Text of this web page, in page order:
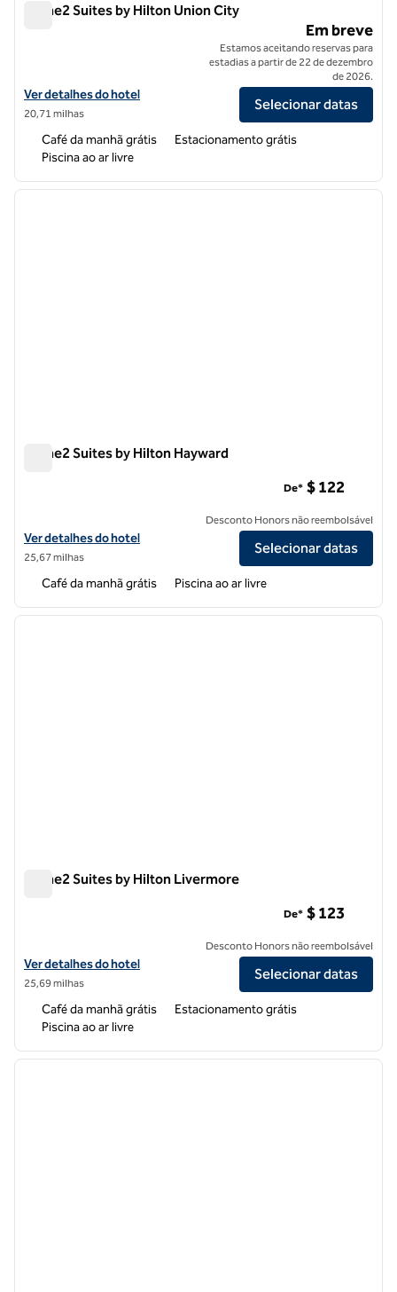
Home2 Suites by Hilton Union City
Exibir detalhes do hotel para Home2 Suites by Hilton Union City
Ver detalhes do hotel
20,71 milhas
Em breve
Estamos aceitando reservas para
estadias a partir de 22 de dezembro
de 2026.
Selecionar datas
Café da manhã grátis
Estacionamento grátis
Piscina ao ar livre
1 de 6
Home2 Suites by Hilton Hayward
Exibir detalhes do hotel para Home2 Suites by Hilton Hayward
Ver detalhes do hotel
25,67 milhas
De* $ 122
Desconto Honors não reembolsável
Selecionar datas
Café da manhã grátis Piscina ao ar livre
1 de 12
Home2 Suites by Hilton Livermore
Exibir detalhes do hotel para Home2 Suites by Hilton Livermore
Ver detalhes do hotel
25,69 milhas
De* $ 123
Desconto Honors não reembolsável
Selecionar datas
Café da manhã grátis
Estacionamento grátis
Piscina ao ar livre
1 de 12